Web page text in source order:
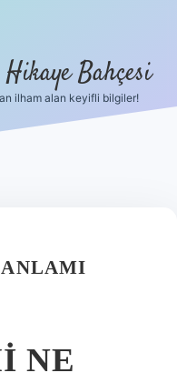
Bahçesi
ilham alan keyifli bilgiler!
NE